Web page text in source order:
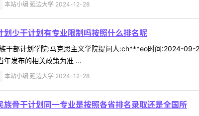
本站小编 延边大学 2024-12-28
划少干计划有专业限制吗按照什么排名呢
干部计划学院:马克思主义学院提问人:ch***eo时间:2024-
年发布的相关政策为准 ...
本站小编 延边大学 2024-12-28
族骨干计划同一专业是按照各省排名录取还是全国所